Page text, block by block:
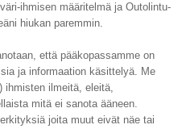
ihmisen määritelmä ja Outolintu-
hiukan paremmin.
että pääkopassamme on
ja informaation käsittelyä. Me
ihmisten ilmeitä, eleitä,
mitä ei sanota ääneen.
joita muut eivät näe tai